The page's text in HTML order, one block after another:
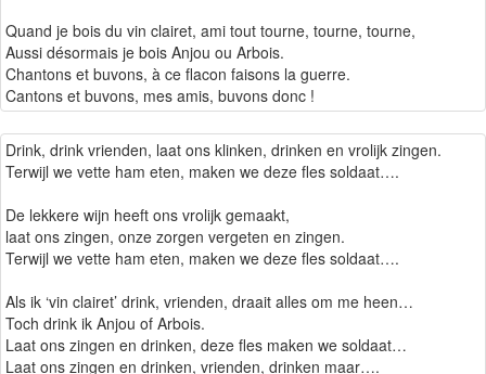
Quand je bois du vin clairet, ami tout tourne, tourne, tourne,
Aussi désormais je bois Anjou ou Arbois.
Chantons et buvons, à ce flacon faisons la guerre.
Cantons et buvons, mes amis, buvons donc !
Drink, drink vrienden, laat ons klinken, drinken en vrolijk zingen.
Terwijl we vette ham eten, maken we deze fles soldaat….
De lekkere wijn heeft ons vrolijk gemaakt,
laat ons zingen, onze zorgen vergeten en zingen.
Terwijl we vette ham eten, maken we deze fles soldaat….
Als ik ‘vin clairet’ drink, vrienden, draait alles om me heen…
Toch drink ik Anjou of Arbois.
Laat ons zingen en drinken, deze fles maken we soldaat…
Laat ons zingen en drinken, vrienden, drinken maar….